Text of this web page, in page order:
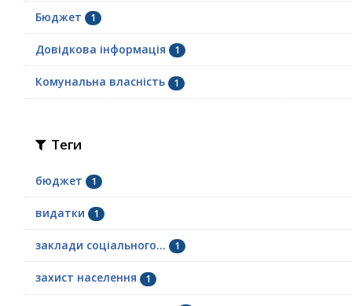
Бюджет 1
Довідкова інформація 1
Комунальна власність 1
Теги
бюджет 1
видатки 1
заклади соціального... 1
захист населення 1